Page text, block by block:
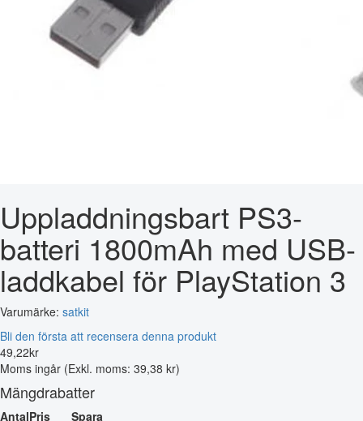
Uppladdningsbart PS3-
batteri 1800mAh med USB-
laddkabel för PlayStation 3
Varumärke: satkit
Bli den första att recensera denna produkt
49,22kr
Moms ingår (Exkl. moms: 39,38 kr)
Mängdrabatter
AntalPris
Spara